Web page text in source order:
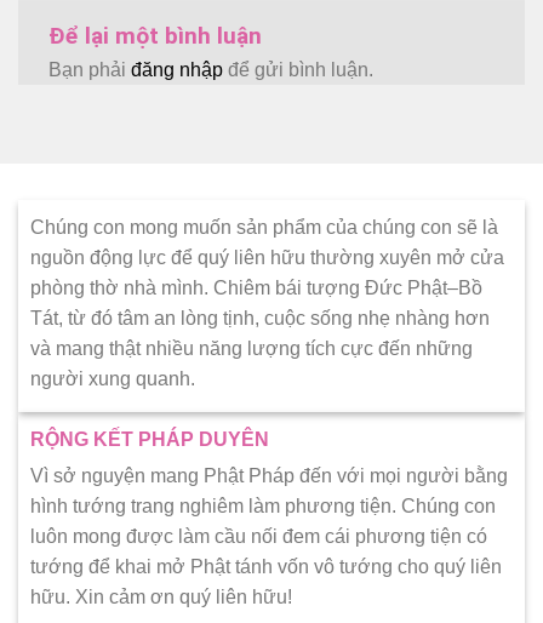
Để lại một bình luận
Bạn phải đăng nhập để gửi bình luận.
Chúng con mong muốn sản phẩm của chúng con sẽ là
nguồn động lực để quý liên hữu thường xuyên mở cửa
phòng thờ nhà mình. Chiêm bái tượng Đức Phật–Bồ
Tát, từ đó tâm an lòng tịnh, cuộc sống nhẹ nhàng hơn
và mang thật nhiều năng lượng tích cực đến những
người xung quanh.
RỘNG KẾT PHÁP DUYÊN
Vì sở nguyện mang Phật Pháp đến với mọi người bằng
hình tướng trang nghiêm làm phương tiện. Chúng con
luôn mong được làm cầu nối đem cái phương tiện có
tướng để khai mở Phật tánh vốn vô tướng cho quý liên
hữu. Xin cảm ơn quý liên hữu!